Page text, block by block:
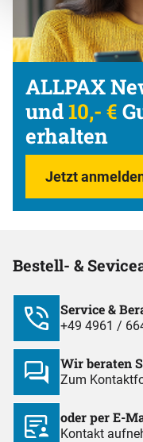
ALLPAX
und10,- €
erhalten
Jetzt
Bestell- &
Service &
+49 4961 /
Wir beraten
Zum
oder per E-
Kontakt